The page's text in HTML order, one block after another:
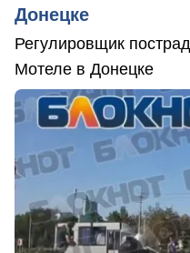
Донецке
Регулировщик
Мотеле в Донецке